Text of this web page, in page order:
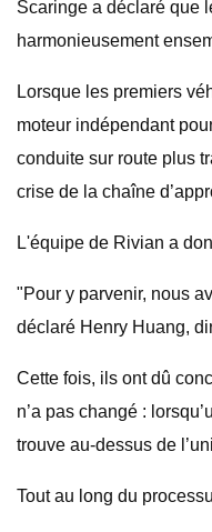
Scaringe a déclaré que
harmonieusement
Lorsque les premiers
moteur indépendant
conduite sur route plus
crise de la chaîne
L'équipe de Rivian a
"Pour y parvenir, nous
déclaré Henry Huang,
Cette fois, ils ont dû
n’a pas changé :
trouve au-dessus de
Tout au long du